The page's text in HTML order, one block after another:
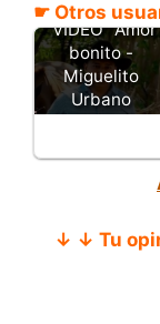
☛ Otros
"VIDEO" Amor
bonito -
Miguelito
Urbano
↓ ↓ Tu